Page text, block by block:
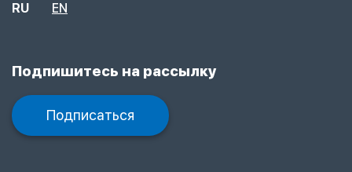
RU EN
Подпишитесь на рассылку
Подписаться